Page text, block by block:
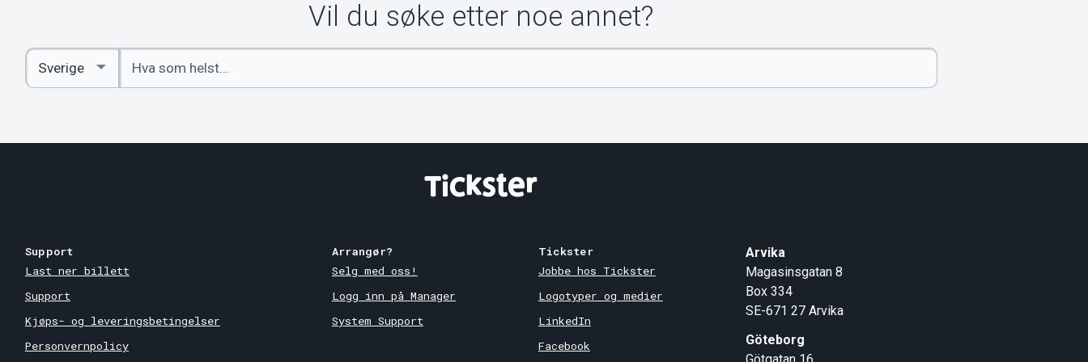
Vil du søke etter noe annet?
Angi
nøkkelord
Select
Country
Support
Last ner billett
Support
Kjøps- og leveringsbetingelser
Personvernpolicy
Arrangør?
Selg med oss!
Logg inn på Manager
System Support
Tickster
Jobbe hos Tickster
Logotyper og medier
LinkedIn
Facebook
Arvika
Magasinsgatan 8
Box 334
SE-671 27 Arvika
Göteborg